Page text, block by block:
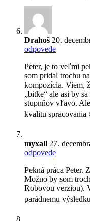
Drahoš 20.
odpovede
Peter, je to veľmi
som pridal trochu
kompozícia. Viem,
„bitke“ ale asi by
stupnňov vľavo.
kvalitu spracovania
myxall 27.
odpovede
Pekná práca Peter.
Možno by som
Robovou verziou).
parádnemu